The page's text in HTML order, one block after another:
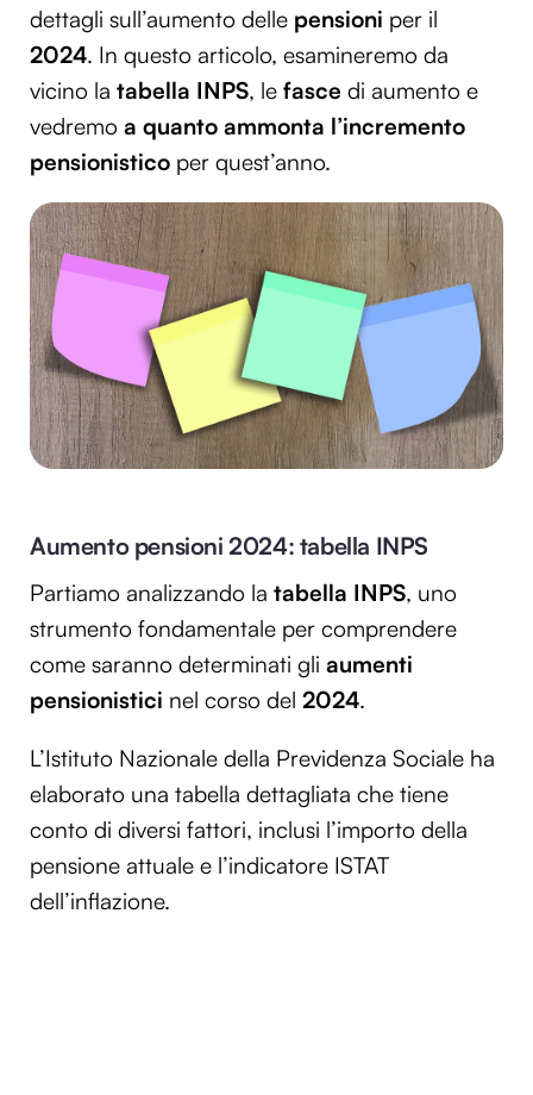
dettagli sull’aumento delle pensioni per il
2024. In questo articolo, esamineremo da
vicino la tabella INPS, le fasce di aumento e
vedremo a quanto ammonta l’incremento
pensionistico per quest’anno.
Aumento pensioni 2024: tabella INPS
Partiamo analizzando la tabella INPS, uno
strumento fondamentale per comprendere
come saranno determinati gli aumenti
pensionistici nel corso del 2024.
L’Istituto Nazionale della Previdenza Sociale ha
elaborato una tabella dettagliata che tiene
conto di diversi fattori, inclusi l’importo della
pensione attuale e l’indicatore ISTAT
dell’inflazione.